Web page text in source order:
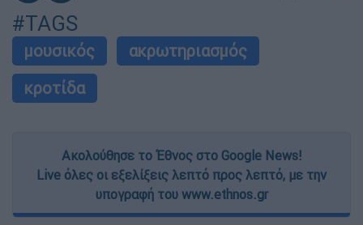
#TAGS
μουσικός
ακρωτηριασμός
κροτίδα
Ακολούθησε το Έθνος στο Google News!
Live όλες οι εξελίξεις λεπτό προς λεπτό, με την
υπογραφή του www.ethnos.gr